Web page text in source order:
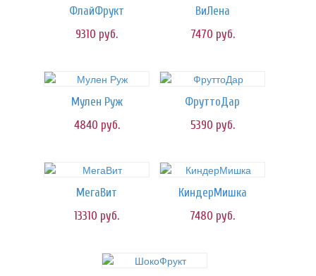
ФлайФрукт
9310 руб.
ВиЛена
7470 руб.
Мулен Руж
4840 руб.
ФруттоДар
5390 руб.
МегаВит
13310 руб.
КиндерМишка
7480 руб.